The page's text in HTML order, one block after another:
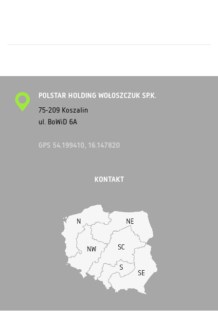
POLSTAR HOLDING WOŁOSZCZUK SP.K.
75-209 Koszalin
ul. BoWiD 6A
GPS 54.199410, 16.147820
KONTAKT